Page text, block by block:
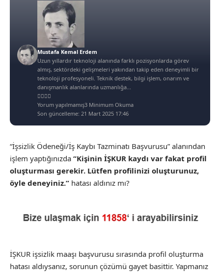
Son güncelleme: 21 Mart 2025 17:46
Mustafa Kemal Erdem
Uzun yıllardır teknoloji alanında farklı pozisyonlarda görev
almış, sektördeki gelişmeleri yakından takip eden deneyimli bir
teknoloji profesyoneli. Teknik destek, bilgi işlem, onarım ve
danışmanlık alanlarında uzmanlığa...
Yorum yapılmamış3 Minimum Okuma
“İşsizlik Ödeneği/İş Kaybı Tazminatı Başvurusu” alanından
işlem yaptığınızda “Kişinin İŞKUR kaydı var fakat profil
oluşturması gerekir. Lütfen profilinizi oluşturunuz,
öyle deneyiniz.” hatası aldınız mı?
İŞKUR işsizlik maaşı başvurusu sırasında profil oluşturma
hatası aldıysanız, sorunun çözümü gayet basittir. Yapmanız